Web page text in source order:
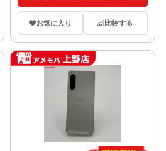
お気に入り 比較する